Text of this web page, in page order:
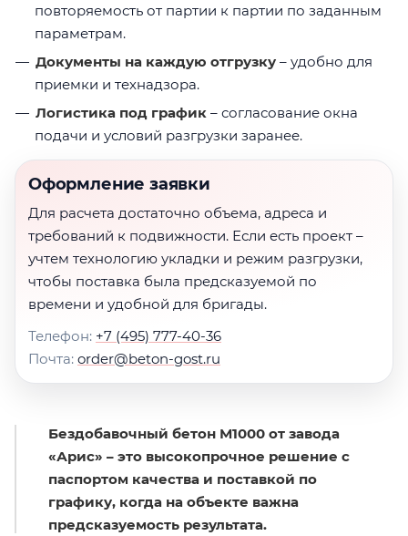
повторяемость от партии к партии по заданным
параметрам.
Документы на каждую отгрузку – удобно для
приемки и технадзора.
Логистика под график – согласование окна
подачи и условий разгрузки заранее.
Оформление заявки
Для расчета достаточно объема, адреса и
требований к подвижности. Если есть проект –
учтем технологию укладки и режим разгрузки,
чтобы поставка была предсказуемой по
времени и удобной для бригады.
Телефон: +7 (495) 777-40-36
Почта: order@beton-gost.ru
Бездобавочный бетон М1000 от завода
«Арис» – это высокопрочное решение с
паспортом качества и поставкой по
графику, когда на объекте важна
предсказуемость результата.